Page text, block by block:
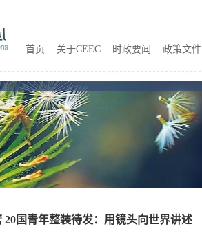
首页 关于CEEC 时政要闻 政策文件
国青年整装待发：用镜头向世界讲述